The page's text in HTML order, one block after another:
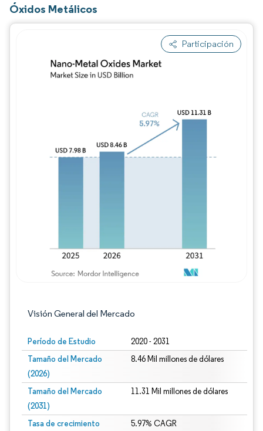
Óxidos Metálicos
Participación
Visión General del Mercado
Período de Estudio 2020 - 2031
Tamaño del Mercado
(2026)
8.46 Mil millones de dólares
Tamaño del Mercado
(2031)
11.31 Mil millones de dólares
Tasa de crecimiento
5.97% CAGR